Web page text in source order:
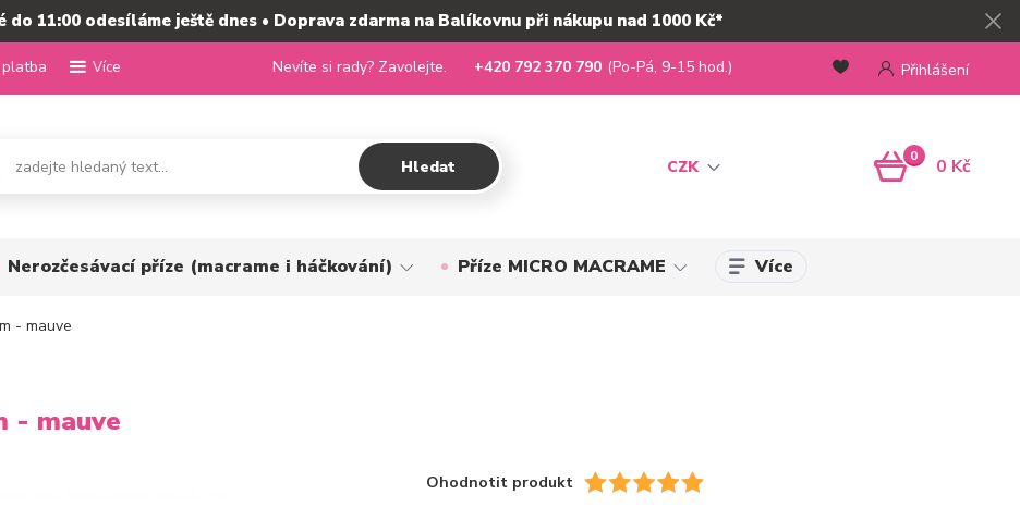
do 11:00 odesíláme ještě dnes • Doprava zdarma na Balíkovnu při nákupu nad 1000 Kč*
Více
CZK
Přihlášení
Hledat
Nevíte si rady? Zavolejte. +420 792 370 790 (Po-Pá, 9-15 hod.)
0 0 Kč
Nerozčesávací příze (macrame i háčkování) Příze MICRO MACRAME Více
- mauve
- mauve
Ohodnotit produkt